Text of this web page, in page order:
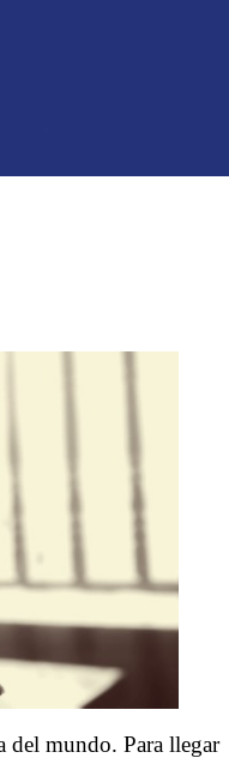
del mundo. Para llegar